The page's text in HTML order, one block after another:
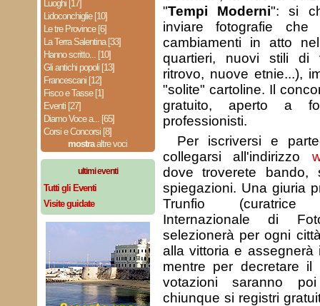
Luoghi [17]
Lidoconchiglie [10]
Le tre Province [6]
La Terra Salentina [33]
Hanno scritto... [10]
Gli antichi popoli [13]
Francescani [12]
Fisco e Tasse [1]
Eventi [27]
Diamo Voce a... [65]
Corsi e Concorsi [8]
mostraaltre voci
ultimi eventi
Tutti gli Eventi
Visite guidate
"Tempi Moderni": si
inviare fotografie
cambiamenti in atto
quartieri, nuovi stili
ritrovo, nuove etnie...),
"solite" cartoline. Il
gratuito, aperto a
professionisti.
Per iscriversi e
collegarsi all'indirizzo
dove troverete bando,
spiegazioni. Una giuria
Trunfio
Internazionale di
selezionerà per ogni
alla vittoria e assegnerà
mentre per decretare il
votazioni saranno
chiunque si registri